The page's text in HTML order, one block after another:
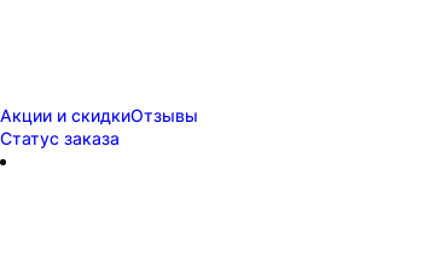
Акции и скидкиОтзывы
Статус заказа